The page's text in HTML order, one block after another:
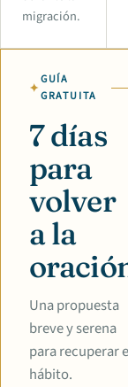
migración.
GUÍA
GRATUITA
7 días
para
volver
a la
Una propuesta
breve y serena
para recuperar
hábito.